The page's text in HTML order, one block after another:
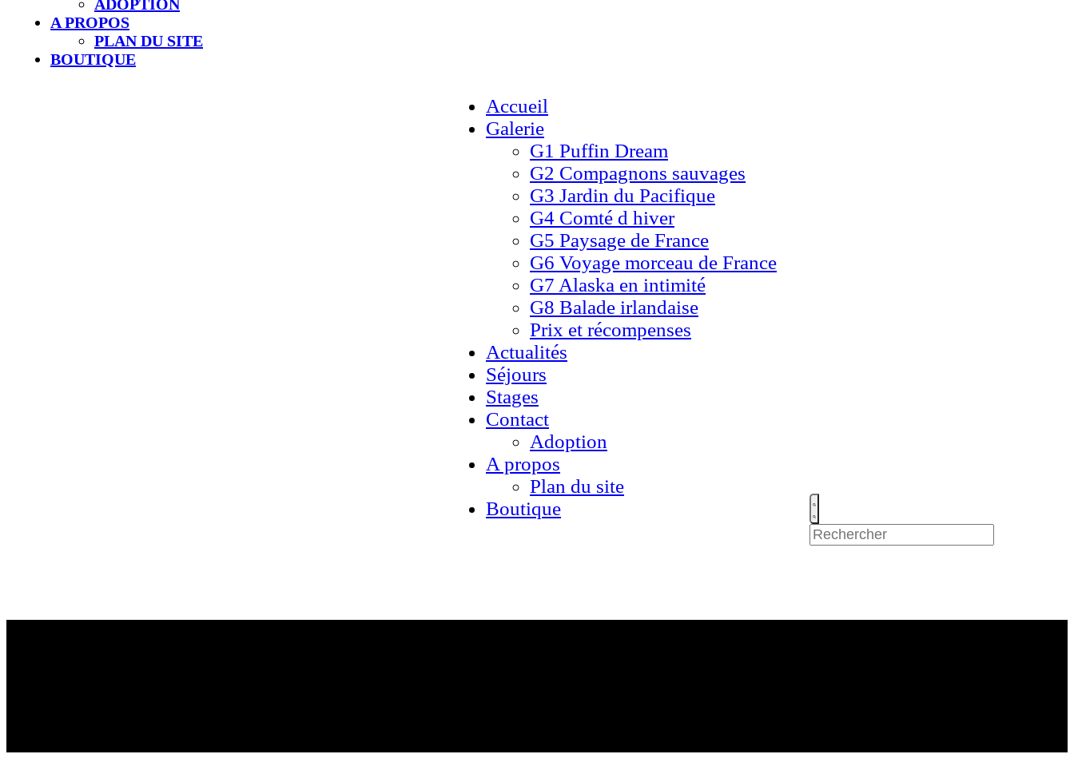
ADOPTION
A PROPOS
PLAN DU SITE
BOUTIQUE
Accueil
Galerie
G1 Puffin Dream
G2 Compagnons sauvages
G3 Jardin du Pacifique
G4 Comté d hiver​
G5 Paysage de France
G6 Voyage morceau de France
G7 Alaska en intimité
G8 Balade irlandaise
Prix et récompenses
Actualités
Séjours
Stages
Contact
Adoption
A propos
Plan du site
Boutique